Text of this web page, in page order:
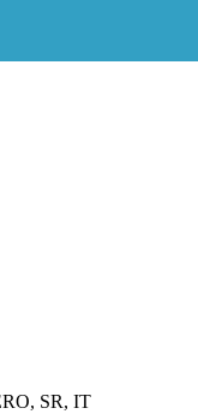
SR, IT